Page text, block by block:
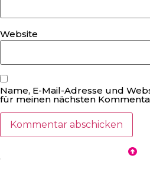
Website
Name, E-Mail-Adresse und
für meinen nächsten